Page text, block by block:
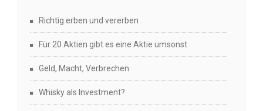
Richtig erben und vererben
Für 20 Aktien gibt es eine Aktie umsonst
Geld, Macht, Verbrechen
Whisky als Investment?